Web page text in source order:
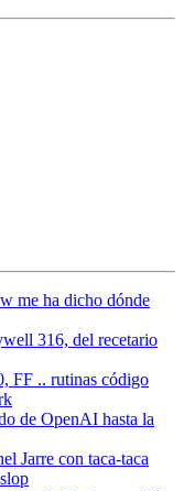
me ha dicho dónde
316, del recetario
FF .. rutinas código
de OpenAI hasta la
Jarre con taca-taca